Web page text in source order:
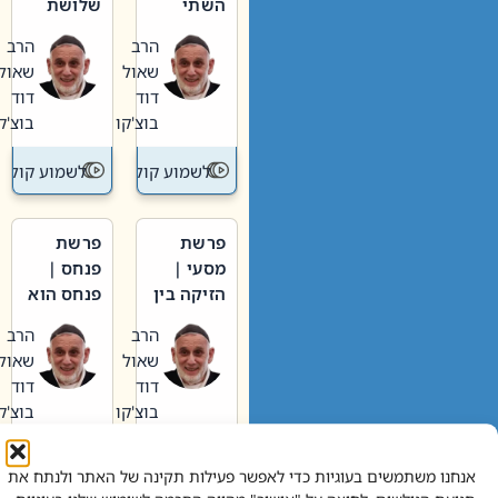
אנחנו משתמשים בעוגיות כדי לאפשר פעילות תקינה של האתר ולנתח את
וערב של
חיינו
הרב
שאול
דוד
בוצ'קו
לשמוע קול תורה – מדרש
האבות
הרב
שאול
דוד
בוצ'קו
לשמוע קול
פרשת
מסעי |
הזיקה בין
הגדול לעם הרב
שאול
דוד
בוצ'קו
לשמוע קול תורה – מדרש
פרשת
פנחס |
פנחס הוא
אליהו: בין
קנאות
הורסת
לקנאות
בונה
הרב
שאול
דוד
בוצ'קו
לשמוע קול